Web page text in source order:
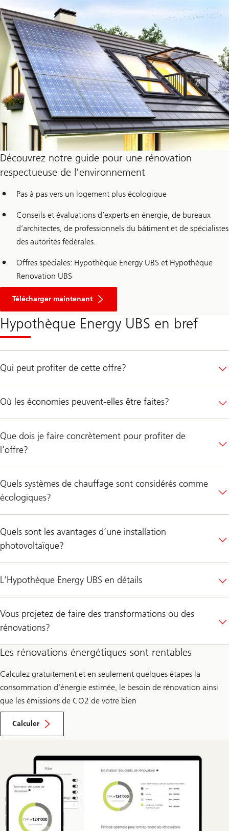
Découvrez notre guide pour une rénovation
respectueuse de l’environnement
Pas à pas vers un logement plus écologique
Conseils et évaluations d’experts en énergie, de bureaux
d’architectes, de professionnels du bâtiment et de spécialistes
des autorités fédérales.
Offres spéciales: Hypothèque Energy UBS et Hypothèque
Renovation UBS
Télécharger maintenant
le
une
rénovation
respectueuse
en
remplissant
Hypothèque Energy UBS en bref
Qui peut profiter de cette offre?
Où les économies peuvent-elles être faites?
Que dois je faire concrètement pour profiter de
l’offre?
Quels systèmes de chauffage sont considérés comme
écologiques?
Quels sont les avantages d’une installation
photovoltaïque?
L’Hypothèque Energy UBS en détails
Vous projetez de faire des transformations ou des
rénovations?
Les rénovations énergétiques sont rentables
Calculez gratuitement et en seulement quelques étapes la
consommation d’énergie estimée, le besoin de rénovation ainsi
que les émissions de CO2 de votre bien
Calculer
la
consommation
de
rénovation